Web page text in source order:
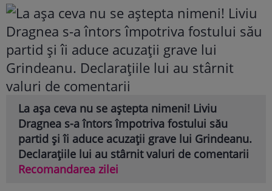
La așa ceva nu se aștepta nimeni! Liviu
Dragnea s-a întors împotriva fostului său
partid și îi aduce acuzații grave lui Grindeanu.
Declarațiile lui au stârnit valuri de comentarii
Recomandarea zilei